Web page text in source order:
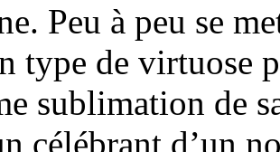
Peu à peu se
type de virtuose
sublimation de
célébrant d’un